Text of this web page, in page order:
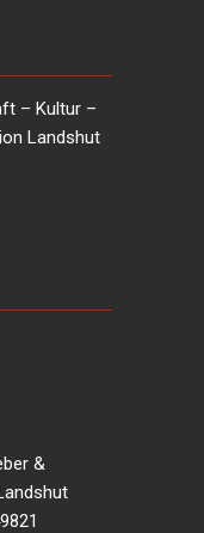
– Kultur –
Landshut
&